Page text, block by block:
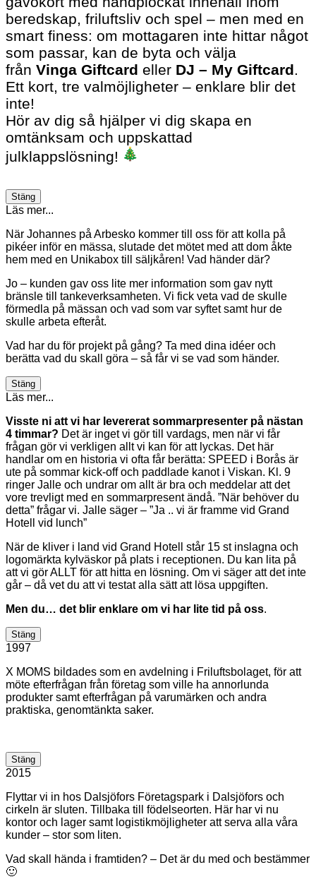
beredskap, friluftsliv och spel – men med en
smart finess: om mottagaren inte hittar något
som passar, kan de byta och välja
från Vinga Giftcard eller DJ – My Giftcard.
Ett kort, tre valmöjligheter – enklare blir det
inte!
Hör av dig så hjälper vi dig skapa en
omtänksam och uppskattad
julklappslösning!
Stäng
Läs mer...
När Johannes på Arbesko kommer till oss för att kolla på
pikéer inför en mässa, slutade det mötet med att dom åkte
hem med en Unikabox till säljkåren! Vad händer där?
Jo – kunden gav oss lite mer information som gav nytt
bränsle till tankeverksamheten. Vi fick veta vad de skulle
förmedla på mässan och vad som var syftet samt hur de
skulle arbeta efteråt.
Vad har du för projekt på gång? Ta med dina idéer och
berätta vad du skall göra – så får vi se vad som händer.
Stäng
Läs mer...
Visste ni att vi har levererat sommarpresenter på nästan
4 timmar? Det är inget vi gör till vardags, men när vi får
frågan gör vi verkligen allt vi kan för att lyckas. Det här
handlar om en historia vi ofta får berätta: SPEED i Borås är
ute på sommar kick-off och paddlade kanot i Viskan. Kl. 9
ringer Jalle och undrar om allt är bra och meddelar att det
vore trevligt med en sommarpresent ändå. ”När behöver du
detta” frågar vi. Jalle säger – ”Ja .. vi är framme vid Grand
Hotell vid lunch”
När de kliver i land vid Grand Hotell står 15 st inslagna och
logomärkta kylväskor på plats i receptionen. Du kan lita på
att vi gör ALLT för att hitta en lösning. Om vi säger att det inte
går – då vet du att vi testat alla sätt att lösa uppgiften.
Men du… det blir enklare om vi har lite tid på oss.
Stäng
1997
X MOMS bildades som en avdelning i Friluftsbolaget, för att
möte efterfrågan från företag som ville ha annorlunda
produkter samt efterfrågan på varumärken och andra
praktiska, genomtänkta saker.
Stäng
2015
Flyttar vi in hos Dalsjöfors Företagspark i Dalsjöfors och
cirkeln är sluten. Tillbaka till födelseorten. Här har vi nu
kontor och lager samt logistikmöjligheter att serva alla våra
kunder – stor som liten.
Vad skall hända i framtiden? – Det är du med och bestämmer
🙂